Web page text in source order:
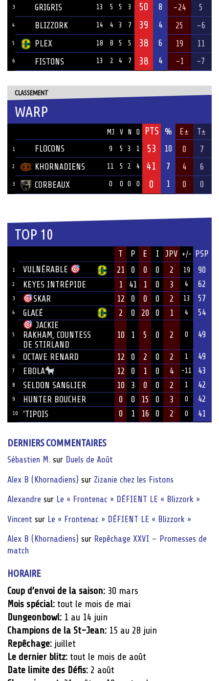
3 GRIGRIS 13 5 5 3 50 8 -24 5
4 BLIZZORK 14 4 3 7 39 4 25 -6
5 PLEX 18 8 5 5 38 6 19 11
6 FISTONS 13 2 4 7 38 4 -1 -7
CLASSEMENT
WARP
MJ V N D PTS % E± T±
1 FLOCONS 9 5 3 1 53 10 0 7
2 KHORNADIENS 11 5 2 4 41 7 4 6
3 CORBEAUX 0 0 0 0 0 1 0 0
TOP 10
T P E I JPV +/- PSP
1 VULNÉRABLE 21 0 0 0 2 19 90
2 KEYES INTRÉPIDE 1 41 1 0 3 4 62
3 SKAR 12 0 0 0 2 13 57
4 GLACÉ 2 0 20 0 1 4 54
5
JACKIE
RAKHAM, COUNTESS
DE STIRLAND
10 1 5 0 2 0 49
6 OCTAVE RENARD 12 0 2 0 2 1 49
7 EBOLA 12 0 1 0 4 -11 43
8 SELDON SANGLIER 10 3 0 0 2 1 42
9 HUNTER BOUCHER 0 0 15 0 3 0 42
10 ‘TIPOIS 0 1 16 0 2 0 41
DERNIERS COMMENTAIRES
Sébastien M. sur Duels de Août
Alex B (Khornadiens) sur Zizanie chez les Fistons
Alexandre sur Le « Frontenac » DÉFIENT LE « Blizzork »
Vincent sur Le « Frontenac » DÉFIENT LE « Blizzork »
Alex B (Khornadiens) sur Repêchage XXVI – Promesses de
match
HORAIRE
Coup d’envoi de la saison: 30 mars
Mois spécial: tout le mois de mai
Dungeonbowl: 1 au 14 juin
Champions de la St-Jean: 15 au 28 juin
Repêchage: juillet
Le dernier blitz: tout le mois de août
Date limite des Défis: 2 août